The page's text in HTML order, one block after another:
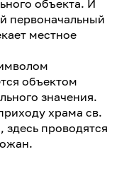
объекта. И
первоначальный
местное
объектом
значения.
храма св.
проводятся